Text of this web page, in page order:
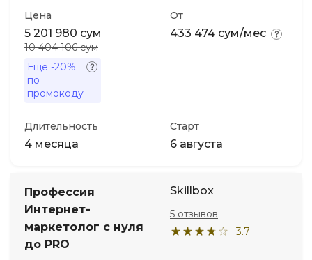
Цена
5 201 980 сум
10 404 106 сум
Ещё -20%
по
промокоду
От
433 474 сум/мес
Длительность
4 месяца
Старт
6 августа
Профессия
Интернет-
маркетолог с нуля
до PRO
Skillbox
3.7
5 отзывов